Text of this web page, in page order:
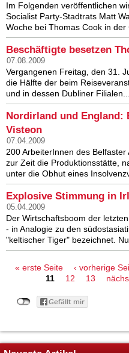
Im Folgenden veröffentlichen
Socialist Party-Stadtrats Matt
Woche bei Thomas Cook in
Beschäftigte besetzen
07.08.2009
Vergangenen Freitag, den 31.
die Hälfte der beim
und in dessen Dubliner Filialen...
Nordirland und England:
Visteon
07.04.2009
200 ArbeiterInnen des
zur Zeit die Produktionsstätte,
unter die Obhut eines
Explosive Stimmung in
05.04.2009
Der Wirtschaftsboom der
- in Analogie zu den
"keltischer Tiger" bezeichnet.
Seiten
« erste Seite ‹ vorherige
11
12 13